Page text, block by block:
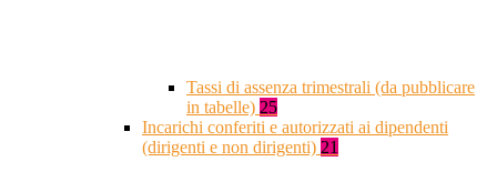
Tassi di assenza trimestrali (da pubblicare
in tabelle) 25
Incarichi conferiti e autorizzati ai dipendenti
(dirigenti e non dirigenti) 21